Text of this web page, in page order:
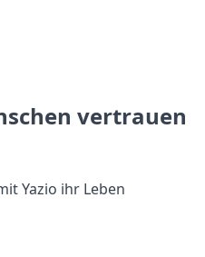
vertrauen
Yazio ihr Leben